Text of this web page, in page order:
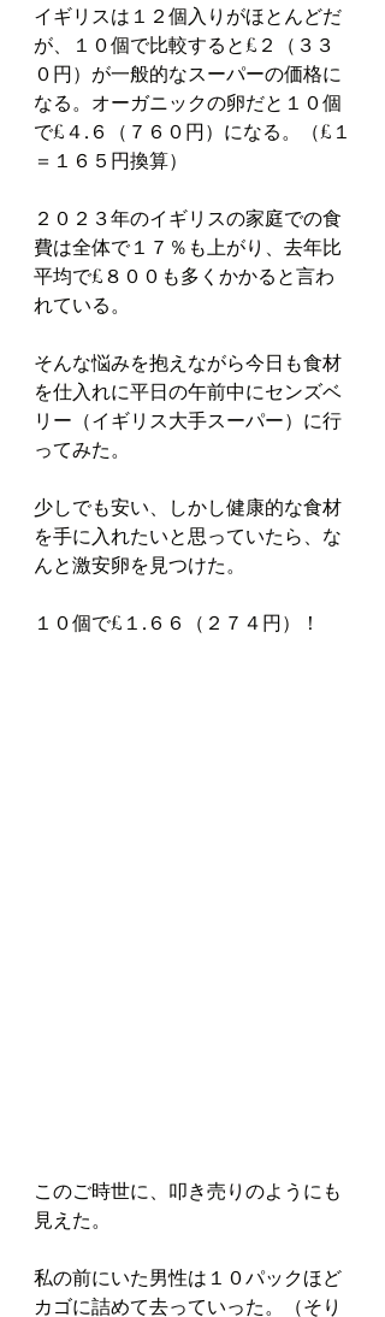
イギリスは１２個入りがほとんどだ
が、１０個で比較すると£２（３３
０円）が一般的なスーパーの価格に
なる。オーガニックの卵だと１０個
で£４.６（７６０円）になる。（£１
＝１６５円換算）
２０２３年のイギリスの家庭での食
費は全体で１７％も上がり、去年比
平均で£８００も多くかかると言わ
れている。
そんな悩みを抱えながら今日も食材
を仕入れに平日の午前中にセンズベ
リー（イギリス大手スーパー）に行
ってみた。
少しでも安い、しかし健康的な食材
を手に入れたいと思っていたら、な
んと激安卵を見つけた。
１０個で£１.６６（２７４円）！
このご時世に、叩き売りのようにも
見えた。
私の前にいた男性は１０パックほど
カゴに詰めて去っていった。（そり